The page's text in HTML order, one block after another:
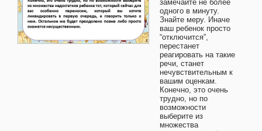
замечайте не более
одного в минуту.
Знайте меру. Иначе
ваш ребенок просто
“отключится”,
перестанет
реагировать на такие
речи, станет
нечувствительным к
вашим оценкам.
Конечно, это очень
трудно, но по
возможности
выберите из
множества